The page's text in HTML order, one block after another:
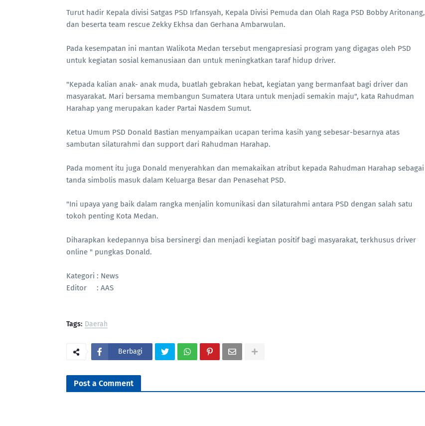
Turut hadir Kepala divisi Satgas PSD Irfansyah, Kepala Divisi Pemuda dan Olah Raga PSD Bobby Aritonang,
dan beserta team rescue Zekky Ekhsa dan Gerhana Ambarwulan.
Pada kesempatan ini mantan Walikota Medan tersebut mengapresiasi program yang digagas oleh PSD
untuk kegiatan sosial kemanusiaan dan untuk meningkatkan taraf hidup driver.
"Kepada kalian anak- anak muda, buatlah gebrakan hebat, kegiatan yang bermanfaat bagi driver dan
masyarakat. Mari bersama membangun Sumatera Utara untuk menjadi semakin maju", kata Rahudman
Harahap yang merupakan kader Partai Nasdem Sumut.
Ketua Umum PSD Donald Bastian menyampaikan ucapan terima kasih yang sebesar-besarnya atas
sambutan silaturahmi dan support dari Rahudman Harahap.
Pada moment itu juga Donald menyerahkan dan memakaikan atribut kepada Rahudman Harahap sebagai
tanda simbolis masuk dalam Keluarga Besar dan Penasehat PSD.
"Ini upaya yang baik dalam rangka menjalin komunikasi dan silaturahmi antara PSD dengan salah satu
tokoh penting Kota Medan.
Diharapkan kedepannya bisa bersinergi dan menjadi kegiatan positif bagi masyarakat, terkhusus driver
online " pungkas Donald.
Kategori : News
Editor : AAS
Tags: Daerah
Berbagi
Post a Comment